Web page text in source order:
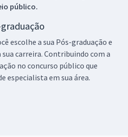
público.
escolhe a sua Pós-graduação e
carreira. Contribuindo com a
no concurso público que
especialista em sua área.